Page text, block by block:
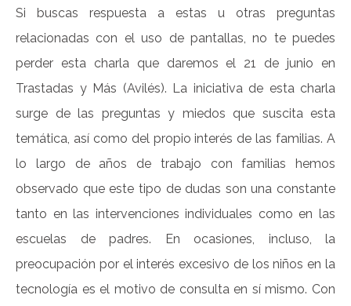
Si buscas respuesta a estas u otras preguntas
relacionadas con el uso de pantallas, no te puedes
perder esta charla que daremos el 21 de junio en
Trastadas y Más (Avilés). La iniciativa de esta charla
surge de las preguntas y miedos que suscita esta
temática, así como del propio interés de las familias. A
lo largo de años de trabajo con familias hemos
observado que este tipo de dudas son una constante
tanto en las intervenciones individuales como en las
escuelas de padres. En ocasiones, incluso, la
preocupación por el interés excesivo de los niños en la
tecnología es el motivo de consulta en sí mismo. Con